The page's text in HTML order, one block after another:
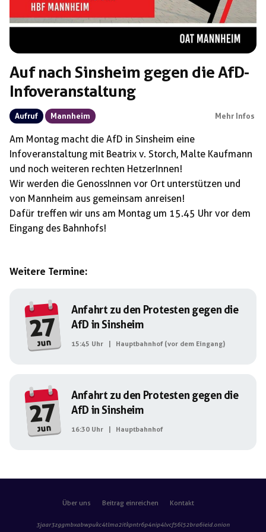
Auf nach Sinsheim gegen die AfD-
Infoveranstaltung
Aufruf Mannheim Mehr Infos
Am Montag macht die AfD in Sinsheim eine
Infoveranstaltung mit Beatrix v. Storch, Malte Kaufmann
und noch weiteren rechten HetzerInnen!
Wir werden die GenossInnen vor Ort unterstützen und
von Mannheim aus gemeinsam anreisen!
Dafür treffen wir uns am Montag um 15.45 Uhr vor dem
Eingang des Bahnhofs!
Weitere Termine:
jun
27
Anfahrt zu den Protesten gegen die
AfD in Sinsheim
15:45 Uhr Hauptbahnhof (vor dem Eingang)
jun
27
Anfahrt zu den Protesten gegen die
AfD in Sinsheim
16:30 Uhr Hauptbahnhof
Über uns Beitrag einreichen Kontakt
3jaar3zggmbxabwpukc4tlma2itkpntr6p4nip4lvcf56l52bra6ieid.onion